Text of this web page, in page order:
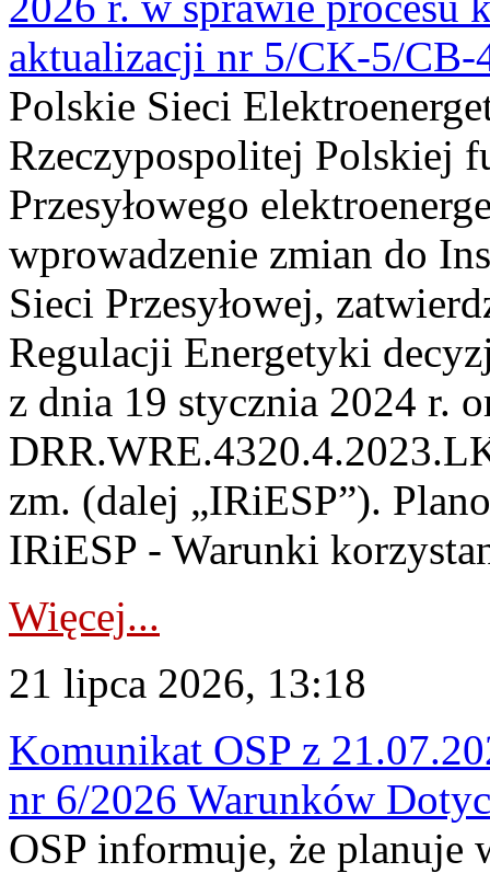
aktualizacji nr 5/CK-5/CB-
Polskie Sieci
Rzeczypospolitej Polskiej
Przesyłowego
wprowadzenie zmian do
Sieci Przesyłowej,
Regulacji Energetyki
z dnia 19 stycznia 2024 r.
zm. (dalej „IRiESP”).
IRiESP - Warunki
Więcej...
21 lipca 2026, 13:18
Komunikat OSP z
nr 6/2026 Warunków
OSP informuje, że planuje